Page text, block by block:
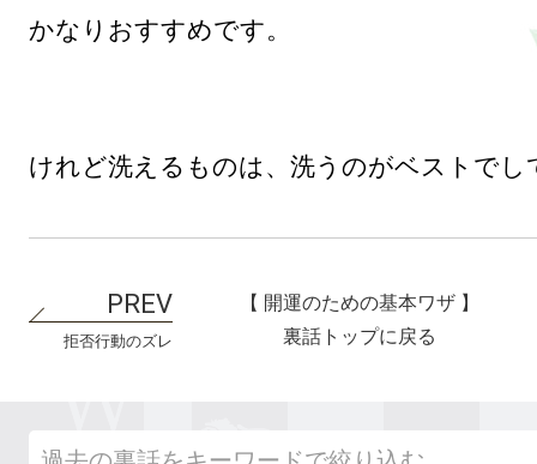
かなりおすすめです。
拒否行動のズレ
【 開運のための基本ワザ 】
裏話トップに戻る